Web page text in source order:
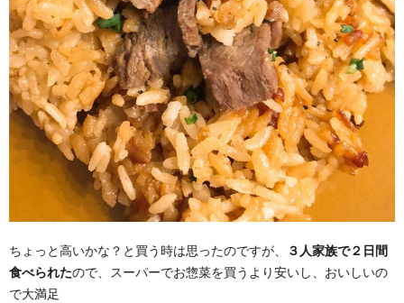
ちょっと高いかな？と買う時は思ったのですが、 ３人家族で２日間
食べられたので、スーパーでお惣菜を買うより安いし、おいしいの
で大満足